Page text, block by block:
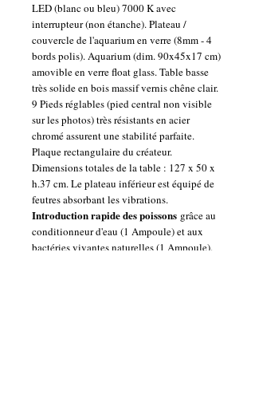
LED (blanc ou bleu) 7000 K avec
interrupteur (non étanche). Plateau /
couvercle de l'aquarium en verre (8mm - 4
bords polis). Aquarium (dim. 90x45x17 cm)
amovible en verre float glass. Table basse
très solide en bois massif vernis chêne clair.
9 Pieds réglables (pied central non visible
sur les photos) très résistants en acier
chromé assurent une stabilité parfaite.
Plaque rectangulaire du créateur.
Dimensions totales de la table : 127 x 50 x
h.37 cm. Le plateau inférieur est équipé de
feutres absorbant les vibrations.
Introduction rapide des poissons grâce au
conditionneur d'eau (1 Ampoule) et aux
bactéries vivantes naturelles (1 Ampoule).